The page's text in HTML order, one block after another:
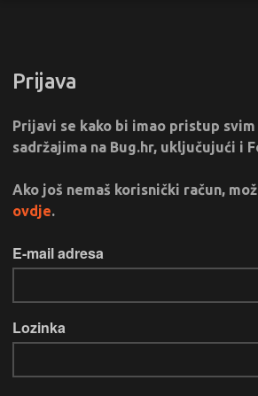
Prijava
Prijavi se kako bi imao pristup
sadržajima na Bug.hr, uključujući i
Ako još nemaš korisnički račun,
ovdje.
E-mail adresa
Lozinka